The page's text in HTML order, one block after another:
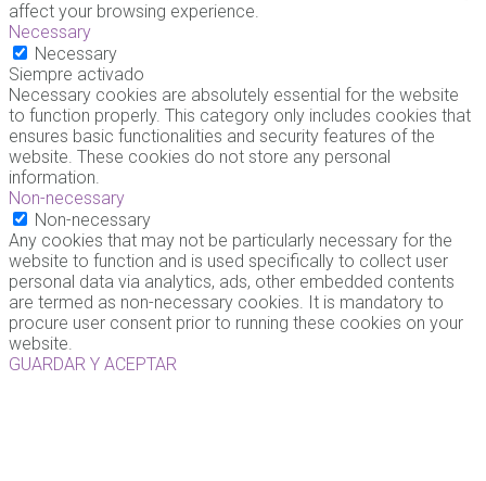
affect your browsing experience.
Necessary
Necessary
Siempre activado
Necessary cookies are absolutely essential for the website
to function properly. This category only includes cookies that
ensures basic functionalities and security features of the
website. These cookies do not store any personal
information.
Non-necessary
Non-necessary
Any cookies that may not be particularly necessary for the
website to function and is used specifically to collect user
personal data via analytics, ads, other embedded contents
are termed as non-necessary cookies. It is mandatory to
procure user consent prior to running these cookies on your
website.
GUARDAR Y ACEPTAR